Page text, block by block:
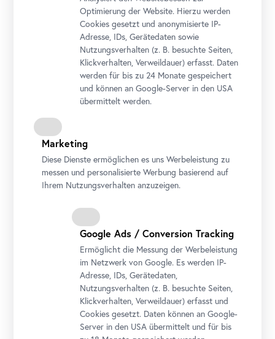
Ticketoptionen
Die Teilnahme von Erwachsenen ist erforderlich
(mindestens eine erwachsene Begleitperson pro 3
Kinder). Auch Erwachsene müssen für die Teilnahme ein
gültiges Veranstaltungsticket (inkl. Eintritt) lösen.
Keine Ermäßigung für Belvedere Gold Passund Freunde
Die ermäßigten wienXtra-Tarife gelten für Kinder mit
gültiger kinderaktiv-
Die Veranstaltung ist für erwachsene Begleitpersonen
mit Kulturpass kostenlos. Ermäßigungskarten bitte beim
Eintritt vorweisen!
Optimierung der Website. Hierzu werden
Cookies gesetzt und anonymisierte IP-
Adresse, IDs, Gerätedaten sowie
Nutzungsverhalten (z. B. besuchte Seiten,
Klickverhalten, Verweildauer) erfasst. Daten
werden für bis zu 24 Monate gespeichert
und können an Google-Server in den USA
übermittelt werden.
Marketing
Diese Dienste ermöglichen es uns Werbeleistung zu
messen und personalisierte Werbung basierend auf
Ihrem Nutzungsverhalten anzuzeigen.
Google Ads / Conversion Tracking
Ermöglicht die Messung der Werbeleistung
im Netzwerk von Google. Es werden IP-
Adresse, IDs, Gerätedaten,
Nutzungsverhalten (z. B. besuchte Seiten,
Klickverhalten, Verweildauer) erfasst und
Cookies gesetzt. Daten können an Google-
Server in den USA übermittelt und für bis